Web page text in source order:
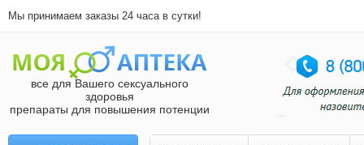
Мы принимаем заказы 24 часа в сутки!
все для Вашего сексуального
здоровья
препараты для повышения потенции